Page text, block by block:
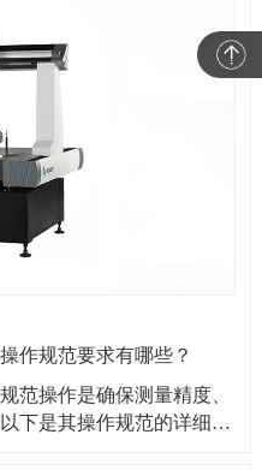
作规范要求有哪些？
范操作是确保测量精度、
下是其操作规范的详细要